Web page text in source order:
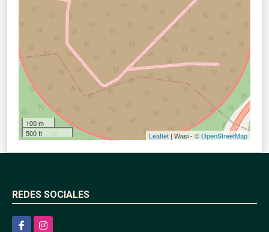
100 m
500 ft
Leaflet| Wasi - ©OpenStreetMap
REDES SOCIALES
FacebookInstagram